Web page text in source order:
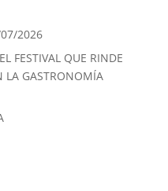
07/2026
FESTIVAL QUE RINDE
LA GASTRONOMÍA